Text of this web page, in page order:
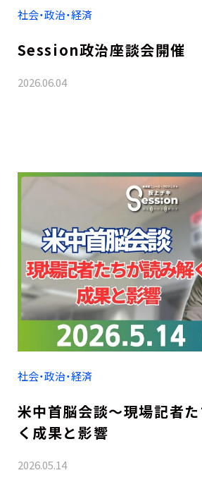
社会・政治・経済
Session政治座談会開催
2026.06.04
社会・政治・経済
米中首脳会談～現場記者
く成果と影響
2026.05.14